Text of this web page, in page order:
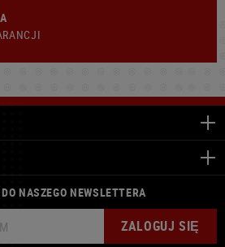
NASZEGO NEWSLETTERA
ZALOGUJ SIĘ